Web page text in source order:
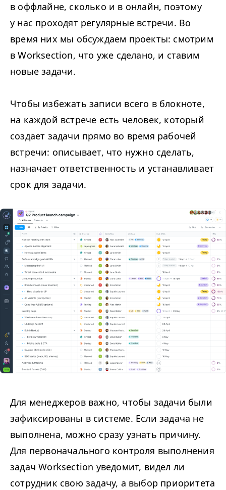
в оффлайне, сколько и в онлайн, поэтому
у нас проходят регулярные встречи. Во
время них мы обсуждаем проекты: смотрим
в Worksection, что уже сделано, и ставим
новые задачи.
Чтобы избежать записи всего в блокноте,
на каждой встрече есть человек, который
создает задачи прямо во время рабочей
встречи: описывает, что нужно сделать,
назначает ответственность и устанавливает
срок для задачи.
Для менеджеров важно, чтобы задачи были
зафиксированы в системе. Если задача не
выполнена, можно сразу узнать причину.
Для первоначального контроля выполнения
задач Worksection уведомит, видел ли
сотрудник свою задачу, а выбор приоритета